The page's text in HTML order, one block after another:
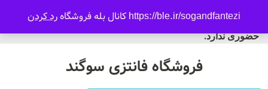
https://ble.ir/sogandfantezi کانال بله فروشگاه رد کردن
فروشگاه سوگند فروش
حضوری ندارد.
ورود/ثبت نام
فروشگاه فانتزی سوگند